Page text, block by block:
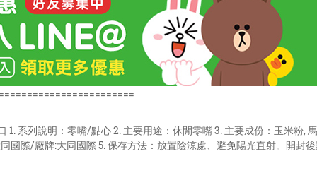
1. 系列說明：零嘴/點心 2. 主要用途：休閒零嘴 3. 主要成份：玉米粉,
國際/廠牌:大同國際 5. 保存方法：放置陰涼處、避免陽光直射。開封